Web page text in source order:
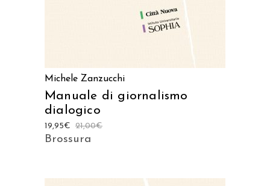
Michele Zanzucchi
Manuale di giornalismo
dialogico
21,00€
19,95€
Brossura